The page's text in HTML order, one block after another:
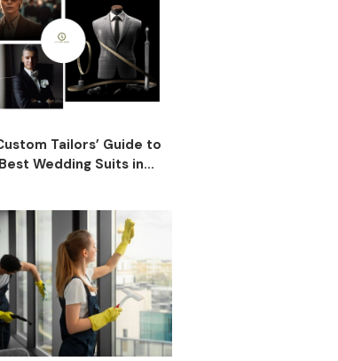
Tailors’ Guide to
Wedding Suits in...